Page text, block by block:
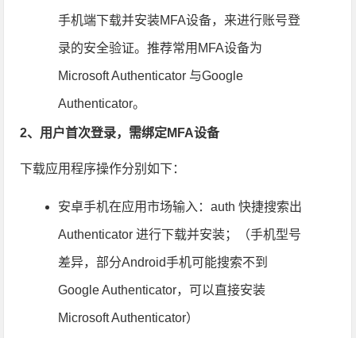
手机端下载并安装MFA设备，来进行账号登
录的安全验证。推荐常用MFA设备为
Microsoft Authenticator 与Google
Authenticator。
2、 用户首次登录，需绑定MFA设备
下载应用程序操作分别如下：
安卓手机在应用市场输入：auth 快捷搜索出
Authenticator 进行下载并安装；（手机型号
差异，部分Android手机可能搜索不到
Google Authenticator，可以直接安装
Microsoft Authenticator）